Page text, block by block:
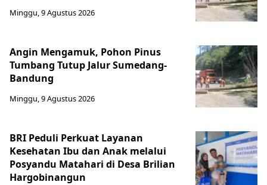
Minggu, 9 Agustus 2026
Angin Mengamuk, Pohon Pinus
Tumbang Tutup Jalur Sumedang-
Bandung
Minggu, 9 Agustus 2026
BRI Peduli Perkuat Layanan
Kesehatan Ibu dan Anak melalui
Posyandu Matahari di Desa Brilian
Hargobinangun